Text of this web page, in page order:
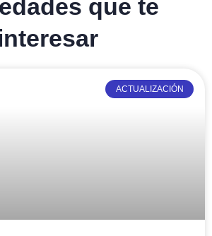
que te
ACTUALIZACIÓN